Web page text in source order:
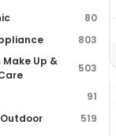
80
803
Make Up &
503
91
519